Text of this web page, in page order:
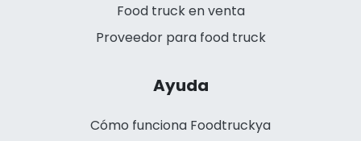
Food truck en venta
Proveedor para food truck
Ayuda
Cómo funciona Foodtruckya